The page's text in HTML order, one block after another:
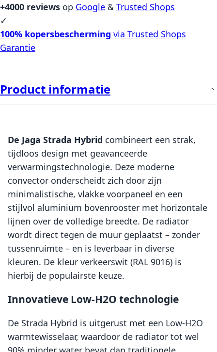
+4000 reviews op Google & Trusted Shops
✓
100% kopersbescherming via Trusted Shops
Garantie
Product informatie
De Jaga Strada Hybrid combineert een strak,
tijdloos design met geavanceerde
verwarmingstechnologie. Deze moderne
convector onderscheidt zich door zijn
minimalistische, vlakke voorpaneel en een
stijlvol aluminium bovenrooster met horizontale
lijnen over de volledige breedte. De radiator
wordt direct tegen de muur geplaatst – zonder
tussenruimte – en is leverbaar in diverse
kleuren. De kleur verkeerswit (RAL 9016) is
hierbij de populairste keuze.
Innovatieve Low-H2O technologie
De Strada Hybrid is uitgerust met een Low-H2O
warmtewisselaar, waardoor de radiator tot wel